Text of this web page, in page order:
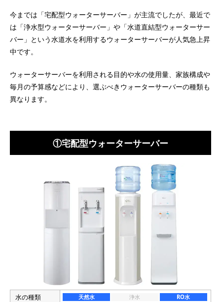
今までは「宅配型ウォーターサーバー」が主流でしたが、最近で
は「浄水型ウォーターサーバー」や「水道直結型ウォーターサー
バー」という水道水を利用するウォーターサーバーが人気急上昇
中です。
ウォーターサーバーを利用される目的や水の使用量、家族構成や
毎月の予算感などにより、選ぶべきウォーターサーバーの種類も
異なります。
①宅配型ウォーターサーバー
水の種類 天然水 浄水 RO水